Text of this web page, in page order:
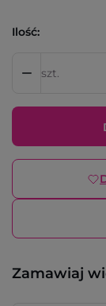
Ilość:
szt.
Zamawiaj